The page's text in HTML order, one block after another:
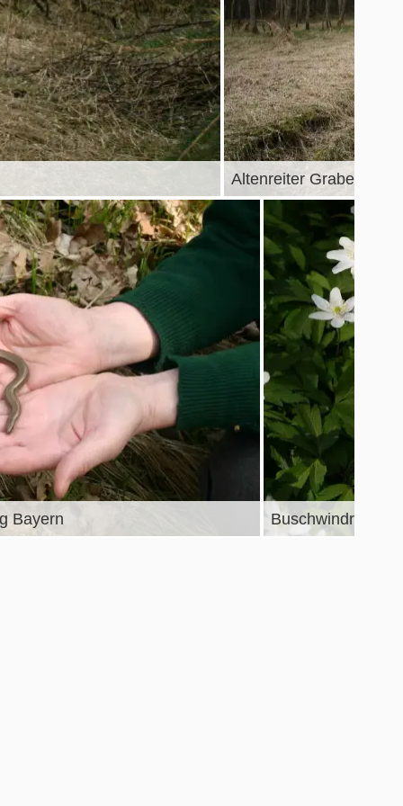
Altenreiter Graben ©
Bayern